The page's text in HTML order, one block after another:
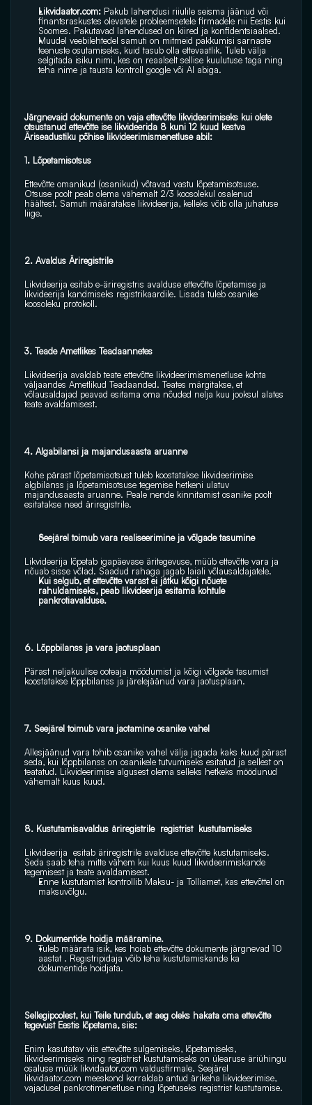
Likvidaator.com: Pakub lahendusi riiulile seisma jäänud või
finantsraskustes olevatele probleemsetele firmadele nii Eestis kui
Soomes. Pakutavad lahendused on kiired ja konfidentsiaalsed.
Muudel veebilehtedel samuti on mitmeid pakkumisi sarnaste
teenuste osutamiseks, kuid tasub olla ettevaatlik. Tuleb välja
selgitada isiku nimi, kes on reaalselt sellise kuulutuse taga ning
teha nime ja tausta kontroll google või AI abiga.
Järgnevaid dokumente on vaja ettevõtte likvideerimiseks kui olete
otsustanud ettevõtte ise likvideerida 8 kuni 12 kuud kestva
Äriseadustiku põhise likvideerimismenetluse abil:
1. Lõpetamisotsus
Ettevõtte omanikud (osanikud) võtavad vastu lõpetamisotsuse.
Otsuse poolt peab olema vähemalt 2/3 koosolekul osalenud
häältest. Samuti määratakse likvideerija, kelleks võib olla juhatuse
liige.
2. Avaldus Äriregistrile
Likvideerija esitab e-äriregistris avalduse ettevõtte lõpetamise ja
likvideerija kandmiseks registrikaardile. Lisada tuleb osanike
koosoleku protokoll.
3. Teade Ametlikes Teadaannetes
Likvideerija avaldab teate ettevõtte likvideerimismenetluse kohta
väljaandes Ametlikud Teadaanded. Teates märgitakse, et
võlausaldajad peavad esitama oma nõuded nelja kuu jooksul alates
teate avaldamisest.
4. Algabilansi ja majandusaasta aruanne
Kohe pärast lõpetamisotsust tuleb koostatakse likvideerimise
algbilanss ja lõpetamisotsuse tegemise hetkeni ulatuv
majandusaasta aruanne. Peale nende kinnitamist osanike poolt
esitatakse need äriregistrile.
Seejärel toimub vara realiseerimine ja võlgade tasumine
Likvideerija lõpetab igapäevase äritegevuse, müüb ettevõtte vara ja
nõuab sisse võlad. Saadud rahaga jagab laiali võlausaldajatele.
Kui selgub, et ettevõtte varast ei jätku kõigi nõuete
rahuldamiseks, peab likvideerija esitama kohtule
pankrotiavalduse.
6. Lõppbilanss ja vara jaotusplaan
Pärast neljakuulise ooteaja möödumist ja kõigi võlgade tasumist
koostatakse lõppbilanss ja järelejäänud vara jaotusplaan.
7. Seejärel toimub vara jaotamine osanike vahel
Allesjäänud vara tohib osanike vahel välja jagada kaks kuud pärast
seda, kui lõppbilanss on osanikele tutvumiseks esitatud ja sellest on
teatatud. Likvideerimise algusest olema selleks hetkeks möödunud
vähemalt kuus kuud.
8. Kustutamisavaldus äriregistrile  registrist  kustutamiseks
Likvideerija  esitab äriregistrile avalduse ettevõtte kustutamiseks.
Seda saab teha mitte vähem kui kuus kuud likvideerimiskande
tegemisest ja teate avaldamisest.
Enne kustutamist kontrollib Maksu- ja Tolliamet, kas ettevõttel on
maksuvõlgu.
9. Dokumentide hoidja määramine.
Tuleb määrata isik, kes hoiab ettevõtte dokumente järgnevad 10
aastat . Registripidaja võib teha kustutamiskande ka
dokumentide hoidjata.
Sellegipoolest, kui Teile tundub, et aeg oleks hakata oma ettevõtte
tegevust Eestis lõpetama, siis:
Enim kasutatav viis ettevõtte sulgemiseks, lõpetamiseks,
likvideerimiseks ning registrist kustutamiseks on ülearuse äriühingu
osaluse müük likvidaator.com
likvidaator.com meeskond korraldab antud ärikeha likvideerimise,
vajadusel pankrotimenetluse ning lõpetuseks registrist kustutamise.